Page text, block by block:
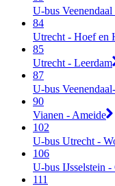
U-bus
84
Utrecht - Hoef en
85
Utrecht - Leerdam
87
U-bus
90
Vianen - Ameide
102
U-bus Utrecht -
106
U-bus IJsselstein -
111